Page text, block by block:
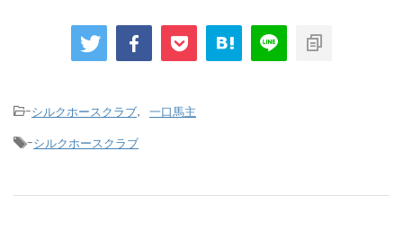
-シルクホースクラブ, 一口馬主
-シルクホースクラブ